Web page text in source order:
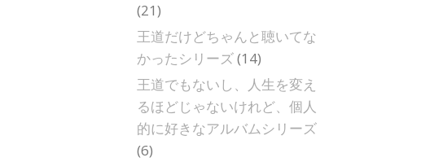
(21)
王道だけどちゃんと聴いてな
かったシリーズ(14)
王道でもないし、人生を変え
るほどじゃないけれど、個人
的に好きなアルバムシリーズ
(6)